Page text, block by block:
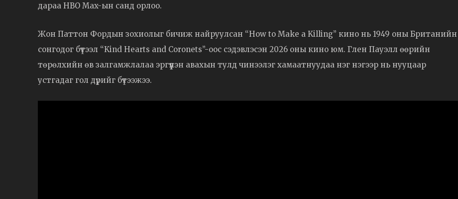
дараа HBO Max-ын санд орлоо.
Жон Паттон Фордын зохиолыг бичиж найруулсан “How to Make a Killing” кино нь 1949 оны Британийн
сонгодог бүтээл “Kind Hearts and Coronets”-оос сэдэвлэсэн 2026 оны кино юм. Глен Пауэлл өөрийн
төрөлхийн өв залгамжлалаа эргүүлэн авахын тулд чинээлэг хамаатнуудаа нэг нэгээр нь нууцаар
устгадаг гол дүрийг бүтээжээ.